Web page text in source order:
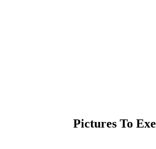
Pictures To Exe